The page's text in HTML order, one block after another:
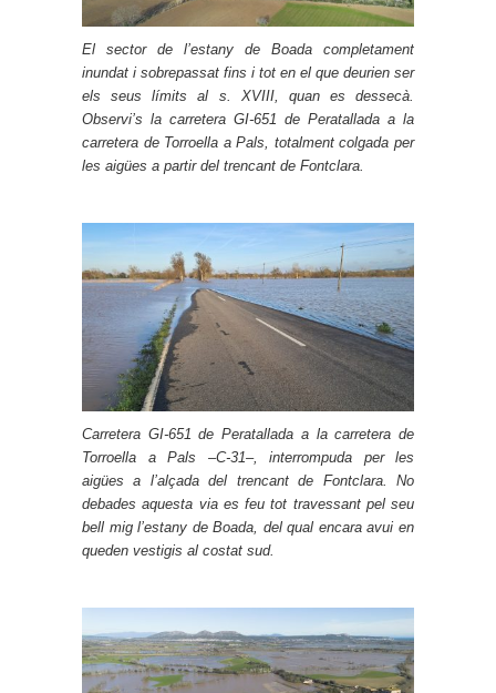
El sector de l’estany de Boada completament
inundat i sobrepassat fins i tot en el que deurien ser
els seus límits al s. XVIII, quan es dessecà.
Observi’s la carretera GI-651 de Peratallada a la
carretera de Torroella a Pals, totalment colgada per
les aigües a partir del trencant de Fontclara.
Carretera GI-651 de Peratallada a la carretera de
Torroella a Pals –C-31–, interrompuda per les
aigües a l’alçada del trencant de Fontclara. No
debades aquesta via es feu tot travessant pel seu
bell mig l’estany de Boada, del qual encara avui en
queden vestigis al costat sud.